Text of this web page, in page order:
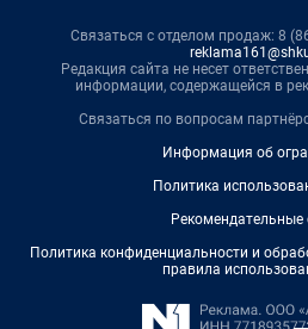
Связаться с отделом продаж: 8
Редакция сайта не несет
информации, содержащейся в
Связаться по вопросам
Информация об
Политика
Рекомендательные
Политика конфиденциальности и
правила